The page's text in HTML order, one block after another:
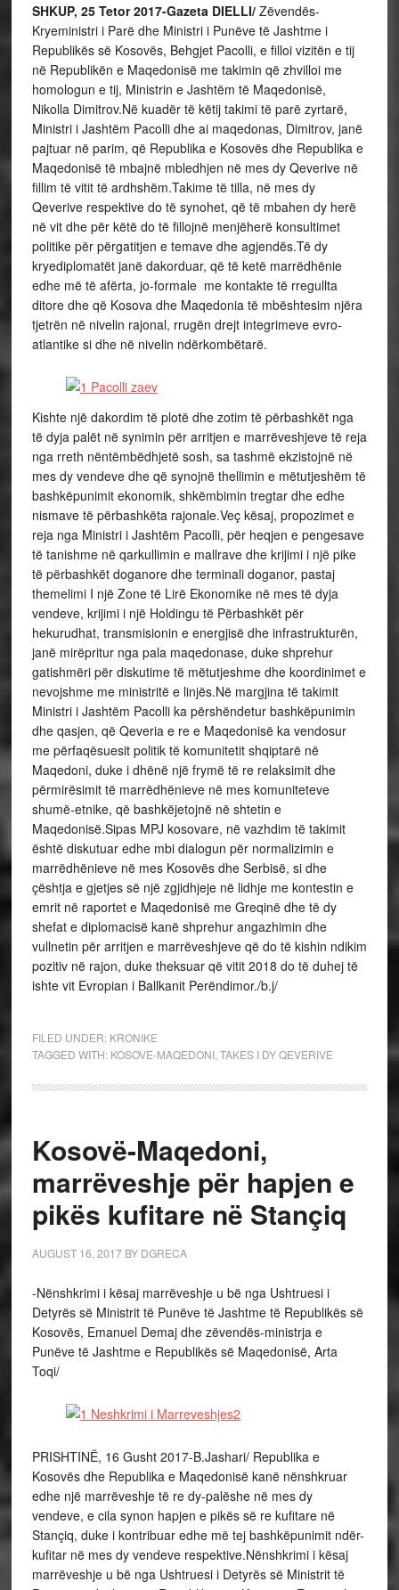
SHKUP, 25 Tetor 2017-Gazeta DIELLI/ Zëvendës-
Kryeministri i Parë dhe Ministri i Punëve të Jashtme i
Republikës së Kosovës, Behgjet Pacolli, e filloi vizitën e tij
në Republikën e Maqedonisë me takimin që zhvilloi me
homologun e tij, Ministrin e Jashtëm të Maqedonisë,
Nikolla Dimitrov.Në kuadër të këtij takimi të parë zyrtarë,
Ministri i Jashtëm Pacolli dhe ai maqedonas, Dimitrov, janë
pajtuar në parim, që Republika e Kosovës dhe Republika e
Maqedonisë të mbajnë mbledhjen në mes dy Qeverive në
fillim të vitit të ardhshëm.Takime të tilla, në mes dy
Qeverive respektive do të synohet, që të mbahen dy herë
në vit dhe për këtë do të fillojnë menjëherë konsultimet
politike për përgatitjen e temave dhe agjendës.Të dy
kryediplomatët janë dakorduar, që të ketë marrëdhënie
edhe më të afërta, jo-formale me kontakte të rregullta
ditore dhe që Kosova dhe Maqedonia të mbështesim njëra
tjetrën në nivelin rajonal, rrugën drejt integrimeve evro-
atlantike si dhe në nivelin ndërkombëtarë.
Kishte një dakordim të plotë dhe zotim të përbashkët nga
të dyja palët në synimin për arritjen e marrëveshjeve të reja
nga rreth nëntëmbëdhjetë sosh, sa tashmë ekzistojnë në
mes dy vendeve dhe që synojnë thellimin e mëtutjeshëm të
bashkëpunimit ekonomik, shkëmbimin tregtar dhe edhe
nismave të përbashkëta rajonale.Veç kësaj, propozimet e
reja nga Ministri i Jashtëm Pacolli, për heqjen e pengesave
të tanishme në qarkullimin e mallrave dhe krijimi i një pike
të përbashkët doganore dhe terminali doganor, pastaj
themelimi I një Zone të Lirë Ekonomike në mes të dyja
vendeve, krijimi i një Holdingu të Përbashkët për
hekurudhat, transmisionin e energjisë dhe infrastrukturën,
janë mirëpritur nga pala maqedonase, duke shprehur
gatishmëri për diskutime të mëtutjeshme dhe koordinimet e
nevojshme me ministritë e linjës.Në margjina të takimit
Ministri i Jashtëm Pacolli ka përshëndetur bashkëpunimin
dhe qasjen, që Qeveria e re e Maqedonisë ka vendosur
me përfaqësuesit politik të komunitetit shqiptarë në
Maqedoni, duke i dhënë një frymë të re relaksimit dhe
përmirësimit të marrëdhënieve në mes komuniteteve
shumë-etnike, që bashkëjetojnë në shtetin e
Maqedonisë.Sipas MPJ kosovare, në vazhdim të takimit
është diskutuar edhe mbi dialogun për normalizimin e
marrëdhënieve në mes Kosovës dhe Serbisë, si dhe
çështja e gjetjes së një zgjidhjeje në lidhje me kontestin e
emrit në raportet e Maqedonisë me Greqinë dhe të dy
shefat e diplomacisë kanë shprehur angazhimin dhe
vullnetin për arritjen e marrëveshjeve që do të kishin ndikim
pozitiv në rajon, duke theksuar që vitit 2018 do të duhej të
ishte vit Evropian i Ballkanit Perëndimor./b.j/
FILED UNDER: KRONIKE
TAGGED WITH: KOSOVE-MAQEDONI, TAKES I DY QEVERIVE
Kosovë-Maqedoni,
marrëveshje për hapjen e
pikës kufitare në Stançiq
AUGUST 16, 2017BY DGRECA
-Nënshkrimi i kësaj marrëveshje u bë nga Ushtruesi i
Detyrës së Ministrit të Punëve të Jashtme të Republikës së
Kosovës, Emanuel Demaj dhe zëvendës-ministrja e
Punëve të Jashtme e Republikës së Maqedonisë, Arta
Toqi/
PRISHTINË, 16 Gusht 2017-B.Jashari/ Republika e
Kosovës dhe Republika e Maqedonisë kanë nënshkruar
edhe një marrëveshje të re dy-palëshe në mes dy
vendeve, e cila synon hapjen e pikës së re kufitare në
Stançiq, duke i kontribuar edhe më tej bashkëpunimit ndër-
kufitar në mes dy vendeve respektive.Nënshkrimi i kësaj
marrëveshje u bë nga Ushtruesi i Detyrës së Ministrit të